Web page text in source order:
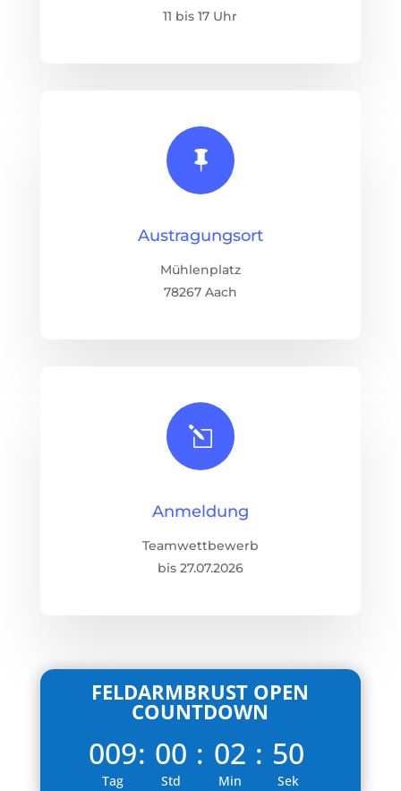
11 bis 17 Uhr

Austragungsort
Mühlenplatz
78267 Aach
l
Anmeldung
Teamwettbewerb
bis 27.07.2026
FELDARMBRUST OPEN
COUNTDOWN
009
Tag
: 00
Std
: 02
Min
: 50
Sek